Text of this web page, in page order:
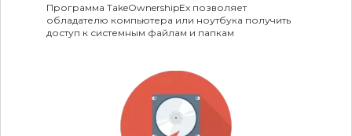
Программа TakeOwnershipEx позволяет
обладателю компьютера или ноутбука получить
доступ к системным файлам и папкам